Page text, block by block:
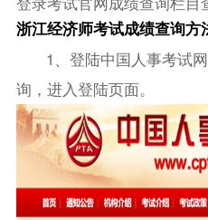
浙江经济师考试成绩查询方
1、登陆中国人事考试
询，进入登陆页面。